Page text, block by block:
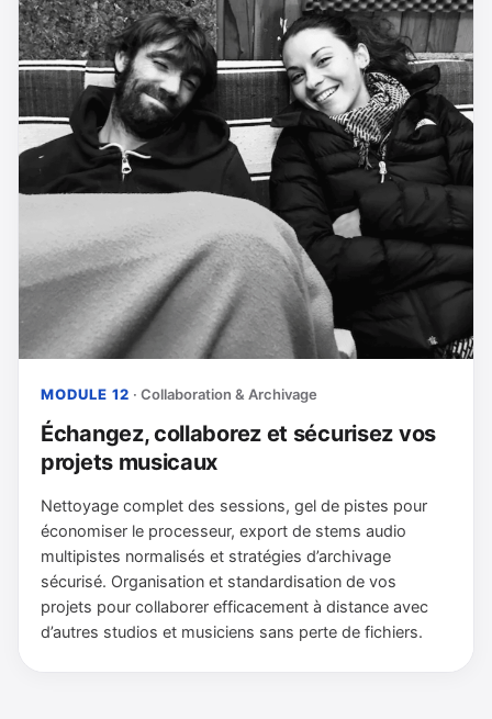
MODULE 12 · Collaboration & Archivage
Échangez, collaborez et sécurisez vos
projets musicaux
Nettoyage complet des sessions, gel de pistes pour
économiser le processeur, export de stems audio
multipistes normalisés et stratégies d’archivage
sécurisé. Organisation et standardisation de vos
projets pour collaborer efficacement à distance avec
d’autres studios et musiciens sans perte de fichiers.